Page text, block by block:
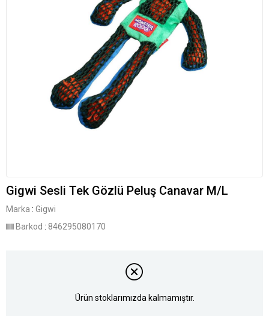
Gigwi Sesli Tek Gözlü Peluş Canavar M/L
Marka : Gigwi
Barkod : 846295080170
Ürün stoklarımızda kalmamıştır.